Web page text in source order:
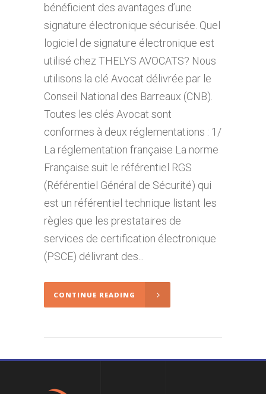
bénéficient des avantages d’une
signature électronique sécurisée. Quel
logiciel de signature électronique est
utilisé chez THELYS AVOCATS? Nous
utilisons la clé Avocat délivrée par le
Conseil National des Barreaux (CNB).
Toutes les clés Avocat sont
conformes à deux réglementations : 1/
La réglementation française La norme
Française suit le référentiel RGS
(Référentiel Général de Sécurité) qui
est un référentiel technique listant les
règles que les prestataires de
services de certification électronique
(PSCE) délivrant des...
CONTINUE READING